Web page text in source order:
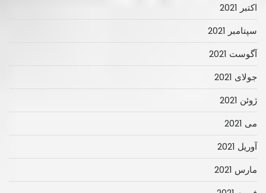
اکتبر 2021
سپتامبر 2021
آگوست 2021
جولای 2021
ژوئن 2021
می 2021
آوریل 2021
مارس 2021